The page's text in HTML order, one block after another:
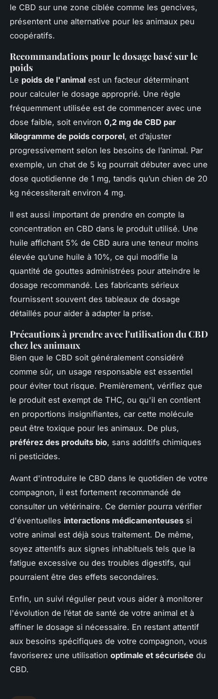
le CBD sur une zone ciblée comme les gencives,
présentent une alternative pour les animaux peu
coopératifs.
Recommandations pour le dosage basé sur le
poids
Le poids de l'animal est un facteur déterminant
pour calculer le dosage approprié. Une règle
fréquemment utilisée est de commencer avec une
dose faible, soit environ 0,2 mg de CBD par
kilogramme de poids corporel, et d’ajuster
progressivement selon les besoins de l’animal. Par
exemple, un chat de 5 kg pourrait débuter avec une
dose quotidienne de 1 mg, tandis qu’un chien de 20
kg nécessiterait environ 4 mg.
Il est aussi important de prendre en compte la
concentration en CBD dans le produit utilisé. Une
huile affichant 5% de CBD aura une teneur moins
élevée qu’une huile à 10%, ce qui modifie la
quantité de gouttes administrées pour atteindre le
dosage recommandé. Les fabricants sérieux
fournissent souvent des tableaux de dosage
détaillés pour aider à adapter la prise.
Précautions à prendre avec l'utilisation du CBD
chez les animaux
Bien que le CBD soit généralement considéré
comme sûr, un usage responsable est essentiel
pour éviter tout risque. Premièrement, vérifiez que
le produit est exempt de THC, ou qu'il en contient
en proportions insignifiantes, car cette molécule
peut être toxique pour les animaux. De plus,
préférez des produits bio, sans additifs chimiques
ni pesticides.
Avant d'introduire le CBD dans le quotidien de votre
compagnon, il est fortement recommandé de
consulter un vétérinaire. Ce dernier pourra vérifier
d'éventuelles interactions médicamenteuses si
votre animal est déjà sous traitement. De même,
soyez attentifs aux signes inhabituels tels que la
fatigue excessive ou des troubles digestifs, qui
pourraient être des effets secondaires.
Enfin, un suivi régulier peut vous aider à monitorer
l'évolution de l’état de santé de votre animal et à
affiner le dosage si nécessaire. En restant attentif
aux besoins spécifiques de votre compagnon, vous
favoriserez une utilisation optimale et sécurisée du
CBD.